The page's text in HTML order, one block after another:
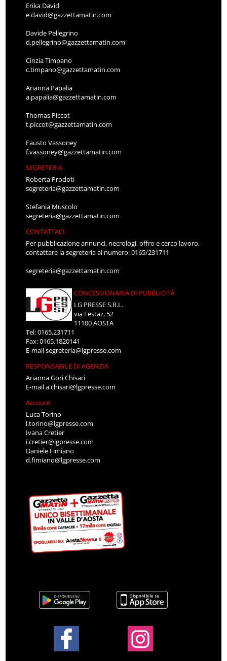
Erika David
e.david@gazzettamatin.com
Davide Pellegrino
d.pellegrino@gazzettamatin.com
Cinzia Timpano
c.timpano@gazzettamatin.com
Arianna Papalia
a.papalia@gazzettamatin.com
Thomas Piccot
t.piccot@gazzettamatin.com
Fausto Vassoney
f.vassoney@gazzettamatin.com
SEGRETERIA
Roberta Prodoti
segreteria@gazzettamatin.com
Stefania Muscolo
segreteria@gazzettamatin.com
CONTATTACI
Per pubblicazione annunci, necrologi, offro e cerco lavoro,
contattare la segreteria al numero: 0165/231711
segreteria@gazzettamatin.com
CONCESSIONARIA DI PUBBLICITÀ
LG PRESSE S.R.L.
via Festaz, 52
11100 AOSTA
Tel: 0165.231711
Fax: 0165.1820141
E-mailsegreteria@lgpresse.com
RESPONSABILE DI AGENZIA
Arianna Gori Chisari
E-maila.chisari@lgpresse.com
Account
Luca Torino
l.torino@lgpresse.com
Ivana Cretier
i.cretier@lgpresse.com
Daniele Fimiano
d.fimiano@lgpresse.com